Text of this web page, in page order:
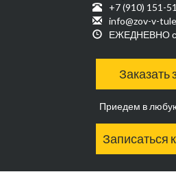
+7 (910) 151-
info@zov-v-
ЕЖЕДНЕВНО с
Заказать
Приедем в
Записаться